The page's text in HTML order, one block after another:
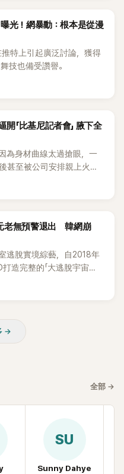
光！網暴動：根本是從漫
特上引起廣泛討論，獲得
技也備受讚譽。
「比基尼記者會」 腋下全
為身材曲線太過搶眼，一
甚至被公司安排親上火
清。這場記者會後來還被
的經紀人太難搞－秘書
圈代表「媽媽群」——李智
Star」身分登場，分享最真
率先與李智惠會合，兩人
的新聞，李瑞鎮突然直球
形？是人中縮短手術嗎？」
波。李智惠聽了忍不住笑
，就開始被說是不是去隆乳
炸鍋，來賓又驚又笑。 事實
穿著比基尼站在一排攝影
老無預警退出 韓網崩
逃脫實境綜藝，自2018年
造完整的「大逃脫宇宙
場景與龐大世界觀，累積
→
全部 →
SU
Sunny Dahye